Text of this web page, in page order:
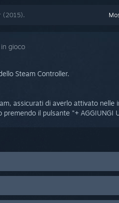
(2015).
gioco
Steam Controller.
assicurati di averlo attivato nelle
il pulsante "+ AGGIUNGI